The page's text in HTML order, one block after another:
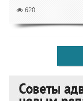
620